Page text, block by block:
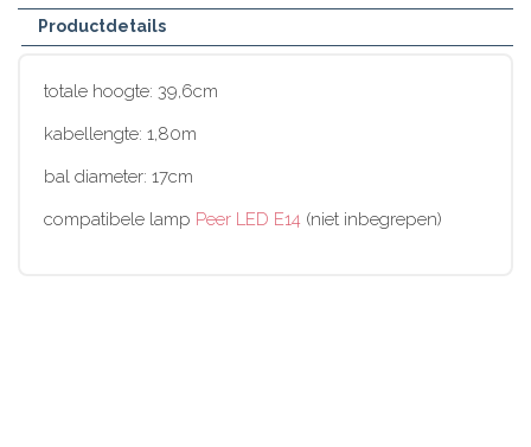
Productdetails
totale hoogte: 39,6cm
kabellengte: 1,80m
bal diameter: 17cm
compatibele lamp Peer LED E14 (niet inbegrepen)